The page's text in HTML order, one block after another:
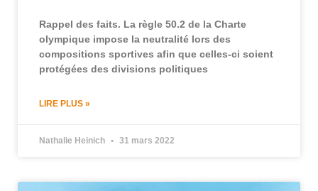
Rappel des faits. La règle 50.2 de la Charte
olympique impose la neutralité lors des
compositions sportives afin que celles-ci soient
protégées des divisions politiques
LIRE PLUS »
Nathalie Heinich 31 mars 2022